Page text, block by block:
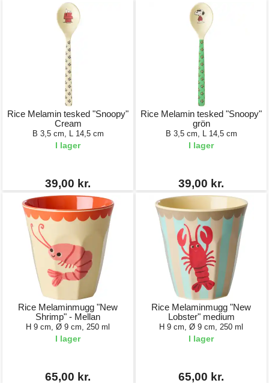
Rice Melamin tesked "Snoopy"
Cream
B 3,5 cm, L 14,5 cm
I lager
39,00 kr.
Rice Melamin tesked "Snoopy"
grön
B 3,5 cm, L 14,5 cm
I lager
39,00 kr.
Rice Melaminmugg "New
Shrimp" - Mellan
H 9 cm, Ø 9 cm, 250 ml
I lager
65,00 kr.
Rice Melaminmugg "New
Lobster" medium
H 9 cm, Ø 9 cm, 250 ml
I lager
65,00 kr.